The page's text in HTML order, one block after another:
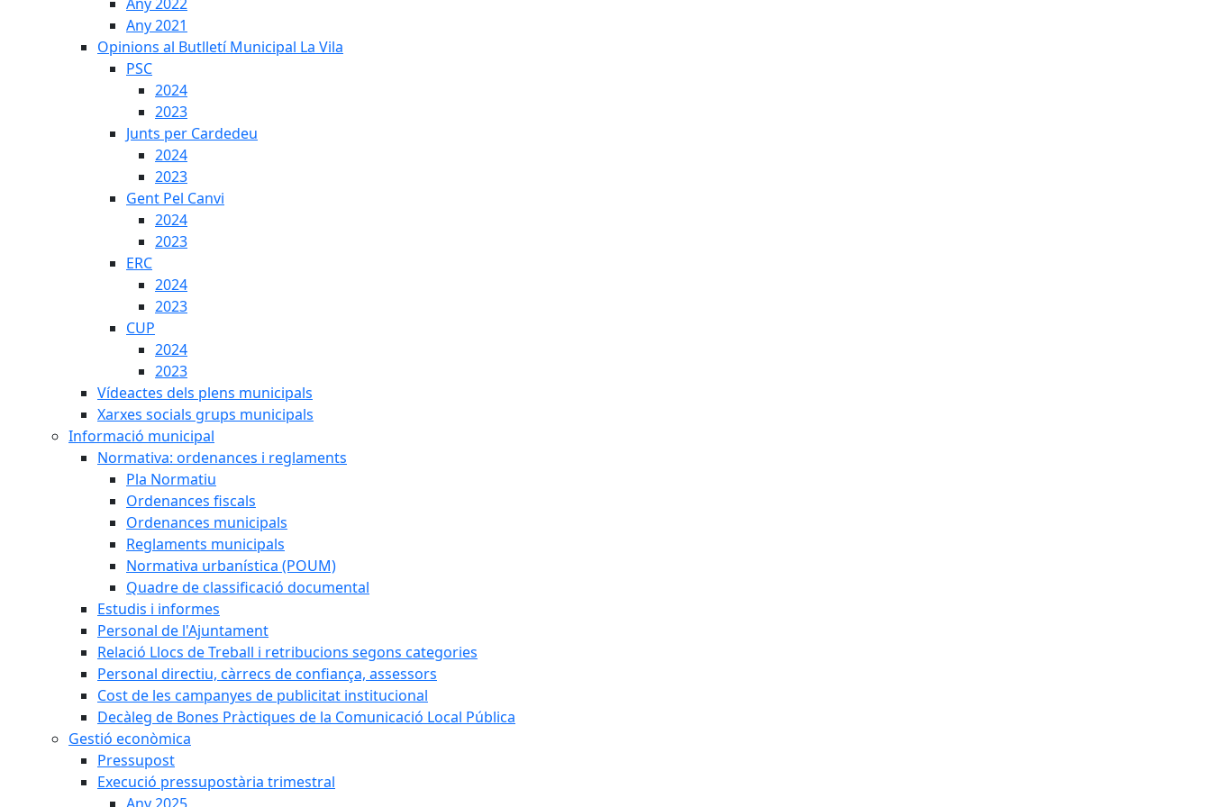
Any 2021
Opinions al Butlletí Municipal La Vila
PSC
2024
2023
Junts per Cardedeu
2024
2023
Gent Pel Canvi
2024
2023
ERC
2024
2023
CUP
2024
2023
Vídeactes dels plens municipals
Xarxes socials grups municipals
Informació municipal
Normativa: ordenances i reglaments
Pla Normatiu
Ordenances fiscals
Ordenances municipals
Reglaments municipals
Normativa urbanística (POUM)
Quadre de classificació documental
Estudis i informes
Personal de l'Ajuntament
Relació Llocs de Treball i retribucions segons categories
Personal directiu, càrrecs de confiança, assessors
Cost de les campanyes de publicitat institucional
Decàleg de Bones Pràctiques de la Comunicació Local Pública
Gestió econòmica
Pressupost
Execució pressupostària trimestral